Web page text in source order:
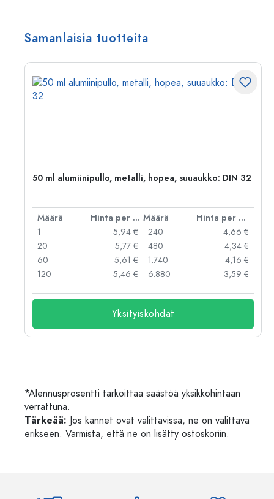
Samanlaisia tuotteita
50 ml alumiinipullo, metalli, hopea, suuaukko: DIN 32
Määrä Hinta per kpl Määrä
Hinta per kpl
1
5,94 €
20
5,77 €
60
5,61 €
120
5,46 €
240
4,66 €
480
4,34 €
1.740
4,16 €
6.880
3,59 €
Yksityiskohdat
*Alennusprosentti tarkoittaa säästöä yksikköhintaan
verrattuna.
Tärkeää: Jos kannet ovat valittavissa, ne on valittava
erikseen. Varmista, että ne on lisätty ostoskoriin.